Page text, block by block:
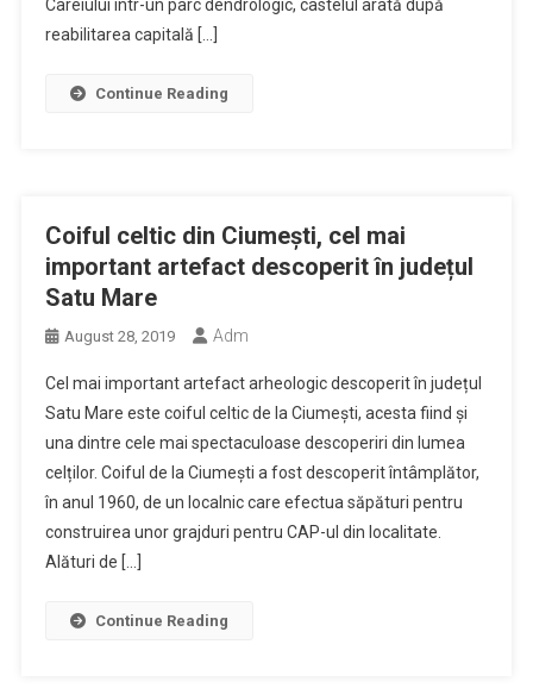
Careiului într-un parc dendrologic, castelul arată după
reabilitarea capitală […]
Continue Reading
Coiful celtic din Ciumești, cel mai
important artefact descoperit în județul
Satu Mare
August 28, 2019 Adm
Cel mai important artefact arheologic descoperit în județul
Satu Mare este coiful celtic de la Ciumești, acesta fiind și
una dintre cele mai spectaculoase descoperiri din lumea
celților. Coiful de la Ciumești a fost descoperit întâmplător,
în anul 1960, de un localnic care efectua săpături pentru
construirea unor grajduri pentru CAP-ul din localitate.
Alături de […]
Continue Reading